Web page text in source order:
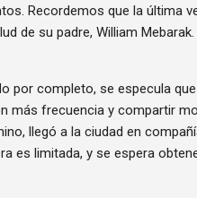
Recordemos que la última
de su padre, William
por completo, se especula
más frecuencia y compartir
llegó a la ciudad en
es limitada, y se espera